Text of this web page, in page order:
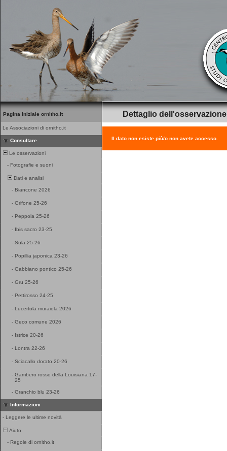
Pagina iniziale ornitho.it
Le Associazioni di ornitho.it
Consultare
Le osservazioni
- Fotografie e suoni
Dati e analisi
- Biancone 2026
- Grifone 25-26
- Peppola 25-26
- Ibis sacro 23-25
- Sula 25-26
- Popillia japonica 23-26
- Gabbiano pontico 25-26
- Gru 25-26
- Pettirosso 24-25
- Lucertola muraiola 2026
- Geco comune 2026
- Istrice 20-26
- Lontra 22-26
- Sciacallo dorato 20-26
- Gambero rosso della Louisiana 17-
25
- Granchio blu 23-26
Informazioni
- Leggere le ultime novità
Aiuto
- Regole di ornitho.it
Dettaglio dell'osservazione
Il dato non esiste più/o non avete accesso.